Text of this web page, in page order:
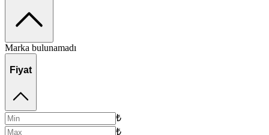
Marka bulunamadı
Fiyat
₺
₺